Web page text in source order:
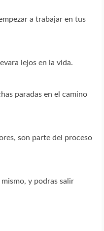
a trabajar en tus
lejos en la vida.
paradas en el camino
son parte del proceso
y podras salir